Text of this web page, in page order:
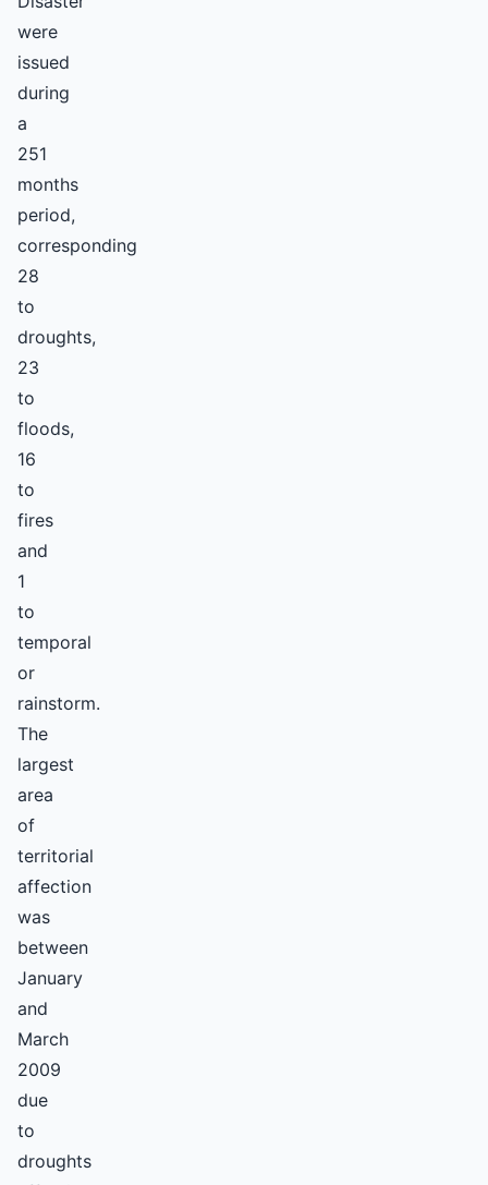
were
issued
during
a
251
months
period,
corresponding
28
to
droughts,
23
to
floods,
16
to
fires
and
1
to
temporal
or
rainstorm.
The
largest
area
of
territorial
affection
was
between
January
and
March
2009
due
to
droughts